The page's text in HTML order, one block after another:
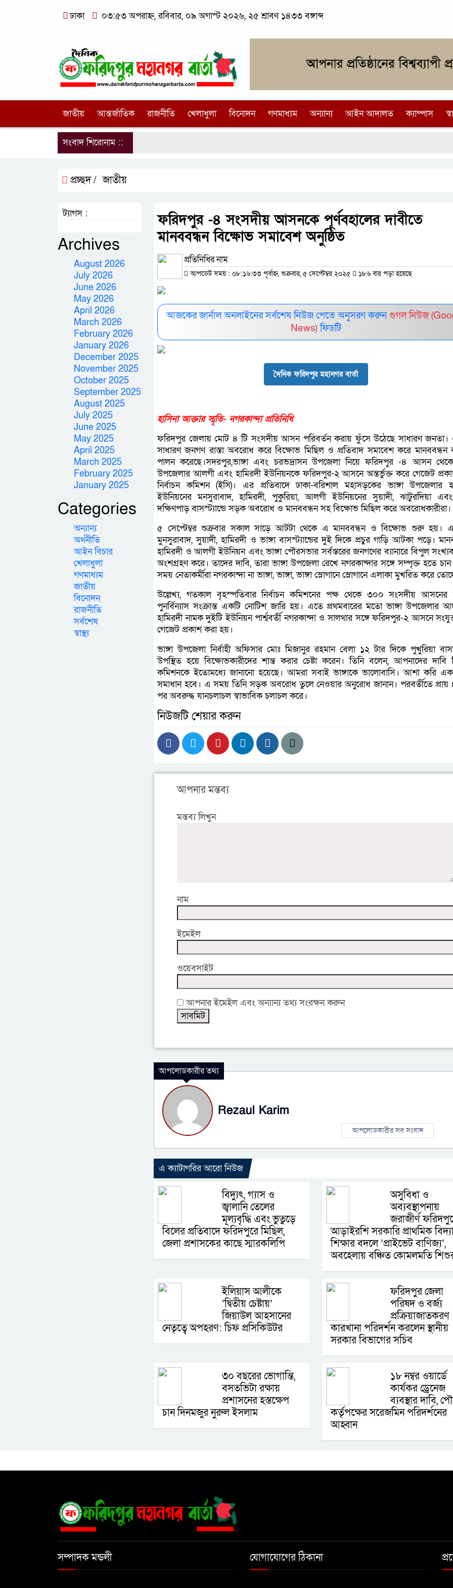
ঢাকা ০৩:৫৩ অপরাহ্ন, রবিবার, ০৯ অগাস্ট ২০২৬, ২৫ শ্রাবণ ১৪৩৩ বঙ্গাব্দ
জাতীয় আন্তর্জাতিক রাজনীতি খেলাধুলা বিনোদন গণমাধ্যম অন্যান্য আইন আদালত ক্যাম্পাস
সংবাদ শিরোনাম ::
প্রচ্ছদ / জাতীয়
ফরিদপুর -৪ সংসদীয় আসনকে পূর্ণবহালের দাবীতে
মানববন্ধন বিক্ষোভ সমাবেশ অনুষ্ঠিত
প্রতিনিধির নাম
আপডেট সময় : ০৮:১৬:৩৩ পূর্বাহ্ন, শুক্রবার, ৫ সেপ্টেম্বর ২০২৫ ১৮৬ বার পড়া হয়েছে
আজকের জার্নাল অনলাইনের সর্বশেষ নিউজ পেতে অনুসরণ করুনগুগল নিউজ
News) ফিডটি
দৈনিক ফরিদপুর মহানগর বার্তা
হাসিনা আক্তার স্মৃতি- নগরকান্দা প্রতিনিধি
ফরিদপুর জেলায় মোট ৪ টি সংসদীয় আসন পরিবর্তন করায় ফুঁসে উঠেছে সাধারণ
সাধারণ জনগণ রাস্তা অবরোধ করে বিক্ষোভ মিছিল ও প্রতিবাদ সমাবেশ করে মানববন্ধন
পালন করেছে।সদরপুর,ভাঙ্গা এবং চরভদ্রাসন উপজেলা নিয়ে ফরিদপুর -৪ আসন থেকে
উপজেলার আলগী এবং হামিরদী ইউনিয়নকে ফরিদপুর-২ আসনে অন্তর্ভুক্ত করে গেজেট
নির্বাচন কমিশন (ইসি)। এর প্রতিবাদে ঢাকা-বরিশাল মহাসড়কের ভাঙ্গা উপজেলার
ইউনিয়নের মনসুরাবাদ, হামিরদী, পুকুরিয়া, আলগী ইউনিয়নের সুয়াদী, ঝাটুরদিয়া এবং
দক্ষিণপাড় বাসস্ট্যান্ডে সড়ক অবরোধ ও মানববন্ধন সহ বিক্ষোভ মিছিল করে অবরোধকারীরা।
৫ সেপ্টেম্বর শুক্রবার সকাল সাড়ে আটটা থেকে এ মানববন্ধন ও বিক্ষোভ শুরু হয়।
মুনসুরাবাদ, সুয়াদী, হামিরদী ও ভাঙ্গা বাসস্ট্যান্ডের দুই দিকে প্রচুর গাড়ি আটকা পড়ে।
হামিরদী ও আলগী ইউনিয়ন এবং ভাঙ্গা পৌরসভার সর্বস্তরের জনগণের ব্যানারে বিপুল
অংশগ্রহণ করে। তাদের দাবি, তারা ভাঙ্গা উপজেলা রেখে নগরকান্দার সঙ্গে সম্পৃক্ত হতে
সময় নেতাকর্মীরা নগরকান্দা না ভাঙ্গা, ভাঙ্গা, ভাঙ্গা স্লোগানে স্লোগানে এলাকা মুখরিত করে
উল্লেখ্য, গতকাল বৃহস্পতিবার নির্বাচন কমিশনের পক্ষ থেকে ৩০০ সংসদীয় আসনের
পুনর্বিন্যাস সংক্রান্ত একটি নোটিশ জারি হয়। এতে প্রথমবারের মতো ভাঙ্গা উপজেলার
হামিরদী নামক দুইটি ইউনিয়ন পার্শ্ববর্তী নগরকান্দা ও সালথার সঙ্গে ফরিদপুর-২ আসনে
গেজেট প্রকাশ করা হয়।
ভাঙ্গা উপজেলা নির্বাহী অফিসার মোঃ মিজানুর রহমান বেলা ১২ টার দিকে পুখুরিয়া
উপস্থিত হয়ে বিক্ষোভকারীদের শান্ত করার চেষ্টা করেন। তিনি বলেন, আপনাদের দাবি
কমিশনকে ইতোমধ্যে জানানো হয়েছে। আমরা সবাই ভাঙ্গাকে ভালোবাসি। আশা করি
সমাধান হবে। এ সময় তিনি সড়ক অবরোধ তুলে নেওয়ার অনুরোধ জানান। পরবর্তীতে প্রায়
পর অবরুদ্ধ যানচলাচল স্বাভাবিক চলাচল করে।
নিউজটি শেয়ার করুন
আপনার মন্তব্য
মন্তব্য লিখুন
নাম
ইমেইল
ওয়েবসাইট
আপনার ইমেইল এবং অন্যান্য তথ্য সংরক্ষন করুন
আপলোডকারীর তথ্য
Rezaul Karim
আপলোডকারীর সব সংবাদ
এ ক্যাটাগরির আরো নিউজ
বিদ্যুৎ, গ্যাস ও
জ্বালানি তেলের
মূল্যবৃদ্ধি এবং ভুতুড়ে
বিলের প্রতিবাদে ফরিদপুরে মিছিল,
জেলা প্রশাসকের কাছে স্মারকলিপি
অসুবিধা ও
অব্যবস্থাপনায়
জরাজীর্ণ
আড়াইরশি সরকারি প্রাথমিক
শিক্ষার বদলে ‘প্রাইভেট বাণিজ্য’,
অবহেলায় বঞ্চিত কোমলমতি
ইলিয়াস আলীকে
‘দ্বিতীয় চেষ্টায়’
জিয়াউল আহসানের
নেতৃত্বে অপহরণ: চিফ প্রসিকিউটর
ফরিদপুর জেলা
পরিষদ ও বর্জ্য
প্রক্রিয়াজাতকরণ
কারখানা পরিদর্শন করলেন স্থানীয়
সরকার বিভাগের সচিব
৩০ বছরের ভোগান্তি,
বসতভিটা রক্ষায়
প্রশাসনের হস্তক্ষেপ
চান দিনমজুর নুরুল ইসলাম
১৮ নম্বর ওয়ার্ডে
কার্যকর ড্রেনেজ
ব্যবস্থার দাবি,
কর্তৃপক্ষের সরেজমিন পরিদর্শনের
আহ্বান
ট্যাগস :
Archives
August 2026
July 2026
June 2026
May 2026
April 2026
March 2026
February 2026
January 2026
December 2025
November 2025
October 2025
September 2025
August 2025
July 2025
June 2025
May 2025
April 2025
March 2025
February 2025
January 2025
Categories
অন্যান্য
অর্থনীতি
আইন বিচার
খেলাধুলা
গণমাধ্যম
জাতীয়
বিনোদন
রাজনীতি
সর্বশেষ
স্বাস্থ্য
সম্পাদক মন্ডলী যোগাযোগের ঠিকানা